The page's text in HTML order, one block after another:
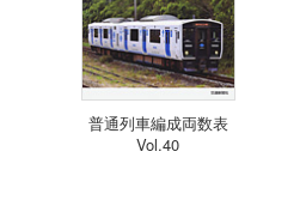
普通列車編成両数表
Vol.40